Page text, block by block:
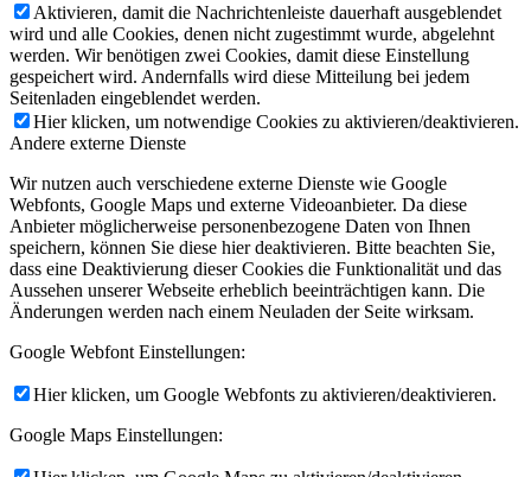
Aktivieren, damit die Nachrichtenleiste dauerhaft ausgeblendet
wird und alle Cookies, denen nicht zugestimmt wurde, abgelehnt
werden. Wir benötigen zwei Cookies, damit diese Einstellung
gespeichert wird. Andernfalls wird diese Mitteilung bei jedem
Seitenladen eingeblendet werden.
Hier klicken, um notwendige Cookies zu aktivieren/deaktivieren.
Andere externe Dienste
Wir nutzen auch verschiedene externe Dienste wie Google
Webfonts, Google Maps und externe Videoanbieter. Da diese
Anbieter möglicherweise personenbezogene Daten von Ihnen
speichern, können Sie diese hier deaktivieren. Bitte beachten Sie,
dass eine Deaktivierung dieser Cookies die Funktionalität und das
Aussehen unserer Webseite erheblich beeinträchtigen kann. Die
Änderungen werden nach einem Neuladen der Seite wirksam.
Google Webfont Einstellungen:
Hier klicken, um Google Webfonts zu aktivieren/deaktivieren.
Google Maps Einstellungen: